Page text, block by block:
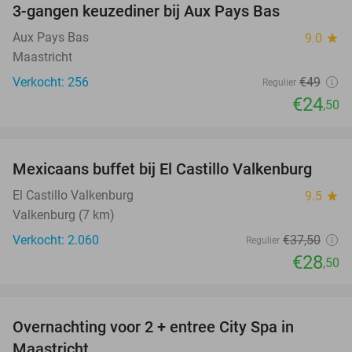
3-gangen keuzediner bij Aux Pays Bas
Aux Pays Bas 9.0 star
Maastricht
Verkocht: 256
Regulier €49
€24,50
24%
Mexicaans buffet bij El Castillo Valkenburg
El Castillo Valkenburg 9.5 star
Valkenburg (7 km)
Verkocht: 2.060
Regulier €37,50
€28,50
Overnachting voor 2 + entree City Spa in